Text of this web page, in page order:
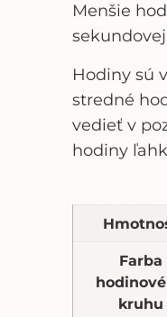
Menšie
Hodiny sú
stredné
vedieť v
hodiny
Farba
kruhu